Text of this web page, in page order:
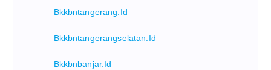
Bkkbntangerang.id
Bkkbntangerangselatan.id
Bkkbnbanjar.id